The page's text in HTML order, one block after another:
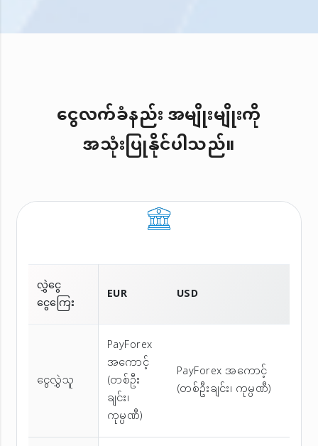
ငွေလက်ခံနည်း အမျိုးမျိုးကို
အသုံးပြုနိုင်ပါသည်။
လွှဲငွေ
ငွေကြေး
EUR USD
ငွေလွှဲသူ
PayForex
အကောင့်
(တစ်ဦး
ချင်း၊
ကုမ္ပဏီ)
PayForex အကောင့်
(တစ်ဦးချင်း၊ ကုမ္ပဏီ)